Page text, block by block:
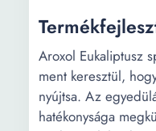
Aroxol Eukaliptusz
ment keresztül,
nyújtsa. Az
hatékonysága